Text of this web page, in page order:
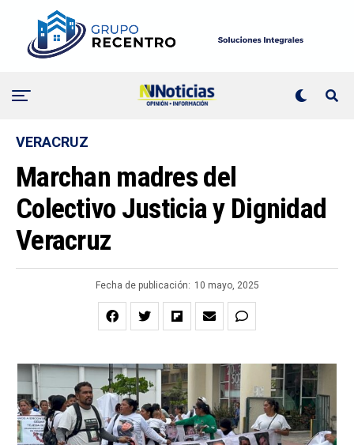
VERACRUZ
Marchan madres del
Colectivo Justicia y Dignidad
Veracruz
Fecha de publicación: 10 mayo, 2025